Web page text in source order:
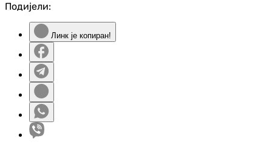
Подијели:
Линк је копиран!